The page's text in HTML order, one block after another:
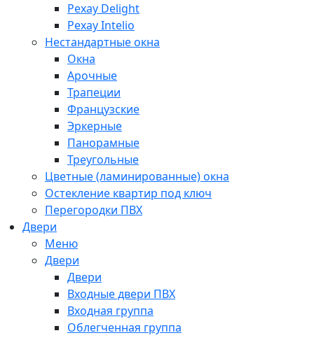
Рехау Delight
Рехау Intelio
Нестандартные окна
Окна
Арочные
Трапеции
Французские
Эркерные
Панорамные
Треугольные
Цветные (ламинированные) окна
Остекление квартир под ключ
Перегородки ПВХ
Двери
Меню
Двери
Двери
Входные двери ПВХ
Входная группа
Облегченная группа